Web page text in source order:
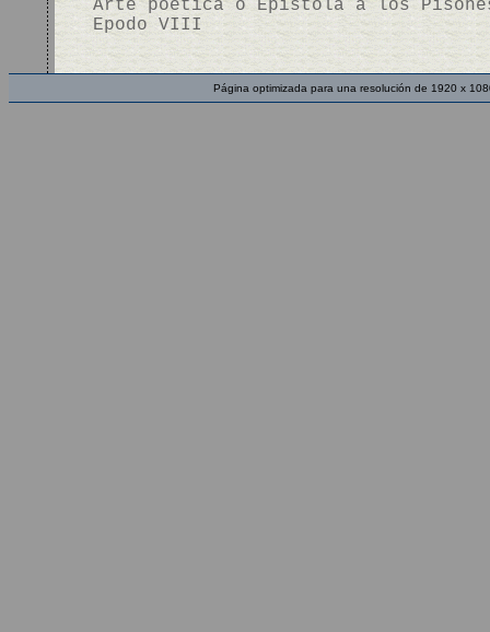
Arte poética o Epístola a los
Epodo VIII
Página optimizada para una resolución de 1920 x